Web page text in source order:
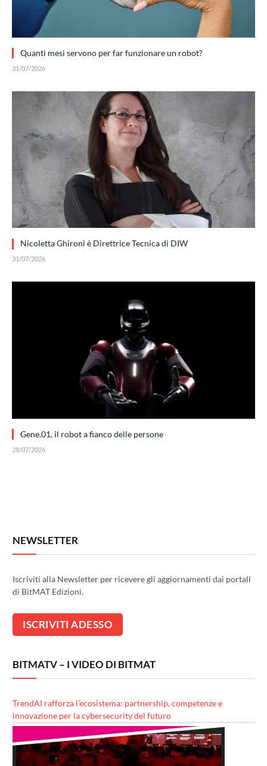
Quanti mesi servono per far funzionare un robot?
31/07/2026
Nicoletta Ghironi è Direttrice Tecnica di DIW
31/07/2026
Gene.01, il robot a fianco delle persone
28/07/2026
NEWSLETTER
Iscriviti alla Newsletter per ricevere gli aggiornamenti dai portali
di BitMAT Edizioni.
BITMATV – I VIDEO DI BITMAT
TrendAI rafforza l’ecosistema: partnership, competenze e
innovazione per la cybersecurity del futuro